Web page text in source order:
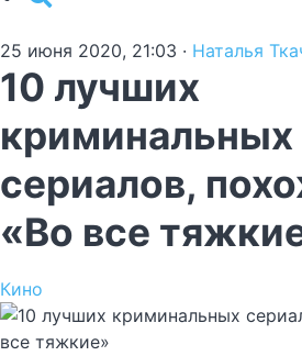
25 июня 2020, 21:03 · Наталья
10 лучших
криминальных
сериалов,
«Во все
Кино